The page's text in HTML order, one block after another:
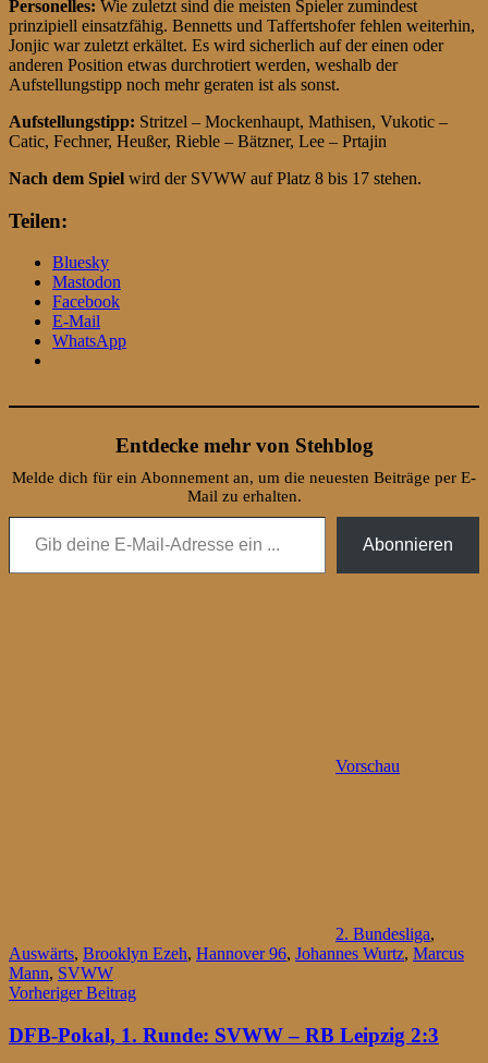
Personelles: Wie zuletzt sind die meisten Spieler zumindest
prinzipiell einsatzfähig. Bennetts und Taffertshofer fehlen weiterhin,
Jonjic war zuletzt erkältet. Es wird sicherlich auf der einen oder
anderen Position etwas durchrotiert werden, weshalb der
Aufstellungstipp noch mehr geraten ist als sonst.
Aufstellungstipp: Stritzel – Mockenhaupt, Mathisen, Vukotic –
Catic, Fechner, Heußer, Rieble – Bätzner, Lee – Prtajin
Nach dem Spiel wird der SVWW auf Platz 8 bis 17 stehen.
Teilen:
Bluesky
Mastodon
Facebook
E-Mail
WhatsApp
Entdecke mehr von Stehblog
Melde dich für ein Abonnement an, um die neuesten Beiträge per E-
Mail zu erhalten.
Gib deine E-Mail-Adresse ein ...
Abonnieren
Vorschau
2. Bundesliga,
Auswärts, Brooklyn Ezeh, Hannover 96, Johannes Wurtz, Marcus
Mann, SVWW
Beitragsnavigation
Vorheriger Beitrag
DFB-Pokal, 1. Runde: SVWW – RB Leipzig 2:3